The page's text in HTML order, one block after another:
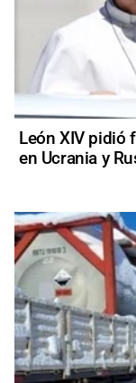
León XIV pidió
en Ucrania y